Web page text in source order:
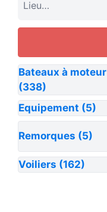
Bateaux à moteur
(338)
Equipement (5)
Remorques (5)
Voiliers (162)